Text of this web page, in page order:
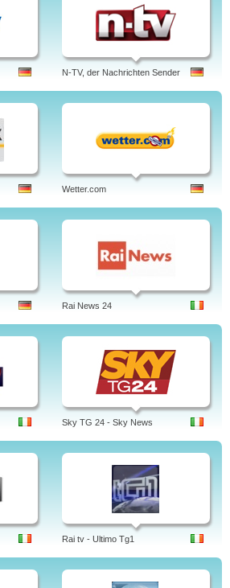
N-TV, der Nachrichten Sender
Wetter.com
Rai News 24
Sky TG 24 - Sky News
Rai tv - Ultimo Tg1